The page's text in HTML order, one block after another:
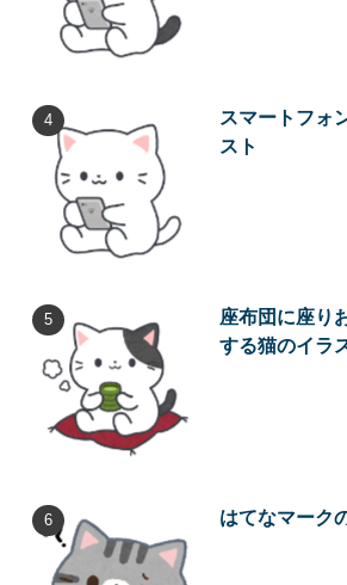
スマートフォ
スト
座布団に座り
する猫のイラ
はてなマーク